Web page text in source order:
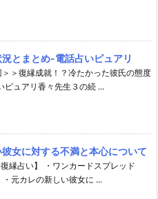
とまとめ-電話占いピュアリ
＞＞復縁成就！？冷たかった彼氏の態度
ピュアリ香々先生３の続 ...
女に対する不満と本心について
復縁占い】 ・ワンカードスプレッド
・元カレの新しい彼女に ...